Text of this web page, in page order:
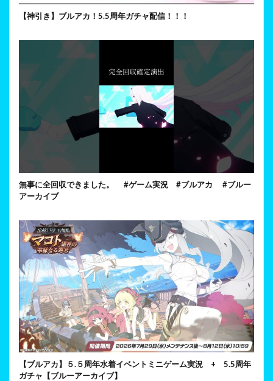
【神引き】ブルアカ！5.5周年ガチャ配信！！！
無事に全回収できました。 #ゲーム実況 #ブルアカ #ブルー
アーカイブ
【ブルアカ】５.５周年水着イベントミニゲーム実況 + 5.5周年
ガチャ【ブルーアーカイブ】